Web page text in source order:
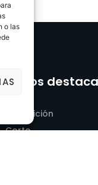
o las
Demolición
Corte